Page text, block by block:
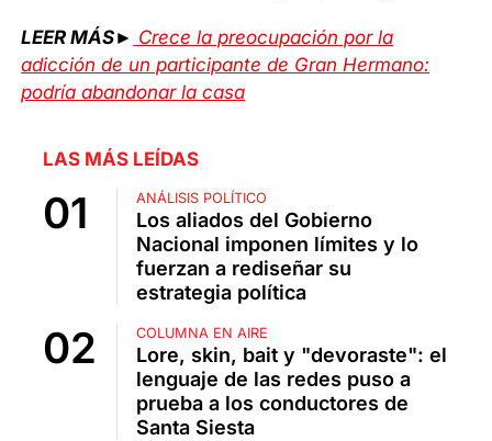
LEER MÁS► Crece la preocupación por la
adicción de un participante de Gran Hermano:
podría abandonar la casa
LAS MÁS LEÍDAS
ANÁLISIS POLÍTICO
Los aliados del Gobierno
Nacional imponen límites y lo
fuerzan a rediseñar su
estrategia política
COLUMNA EN AIRE
Lore, skin, bait y "devoraste": el
lenguaje de las redes puso a
prueba a los conductores de
Santa Siesta